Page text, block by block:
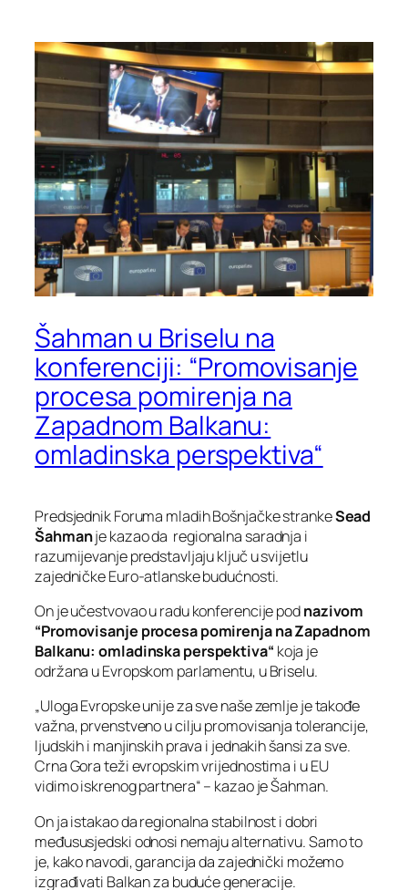
Šahman u Briselu na
konferenciji: “Promovisanje
procesa pomirenja na
Zapadnom Balkanu:
omladinska perspektiva“
Predsjednik Foruma mladih Bošnjačke strankeSead
Šahmanje kazao da regionalna saradnja i
razumijevanje predstavljaju ključ u svijetlu
zajedničke Euro-atlanske budućnosti.
On je učestvovao u radu konferencije podnazivom
“Promovisanje procesa pomirenja na Zapadnom
Balkanu: omladinska perspektiva“ koja je
održana u Evropskom parlamentu, u Briselu.
„Uloga Evropske unije za sve naše zemlje je takođe
važna, prvenstveno u cilju promovisanja tolerancije,
ljudskih i manjinskih prava i jednakih šansi za sve.
Crna Gora teži evropskim vrijednostima i u EU
vidimo iskrenog partnera“ – kazao je Šahman.
On ja istakao da regionalna stabilnost i dobri
međususjedski odnosi nemaju alternativu. Samo to
je, kako navodi, garancija da zajednički možemo
izgrađivati Balkan za buduće generacije.